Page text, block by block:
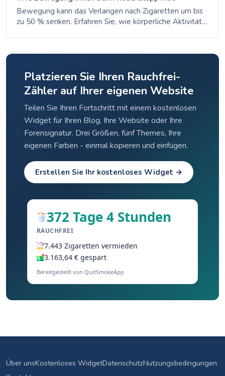
Bewegung kann das Verlangen nach Zigaretten um bis
zu 50 % senken. Erfahren Sie, wie körperliche Aktivität
Platzieren Sie Ihren Rauchfrei-
Zähler auf Ihrer eigenen Website
Teilen Sie Ihren Fortschritt mit einem kostenlosen
Widget für Ihren Blog, Ihre Website oder Ihre
Forensignatur. Drei Größen, fünf Themes, Ihre
eigenen Farben - einmal kopieren und einfügen.
Erstellen Sie Ihr kostenloses Widget →
372 Tage 4 Stunden
RAUCHFREI
7.443 Zigaretten vermieden
3.163,64 € gespart
Bereitgestellt von QuitSmokeApp
Über unsKostenloses WidgetDatenschutzNutzungsbedingungen